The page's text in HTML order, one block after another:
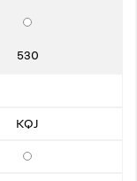
Lisavarustus
530
KQJ
Lisavarustus